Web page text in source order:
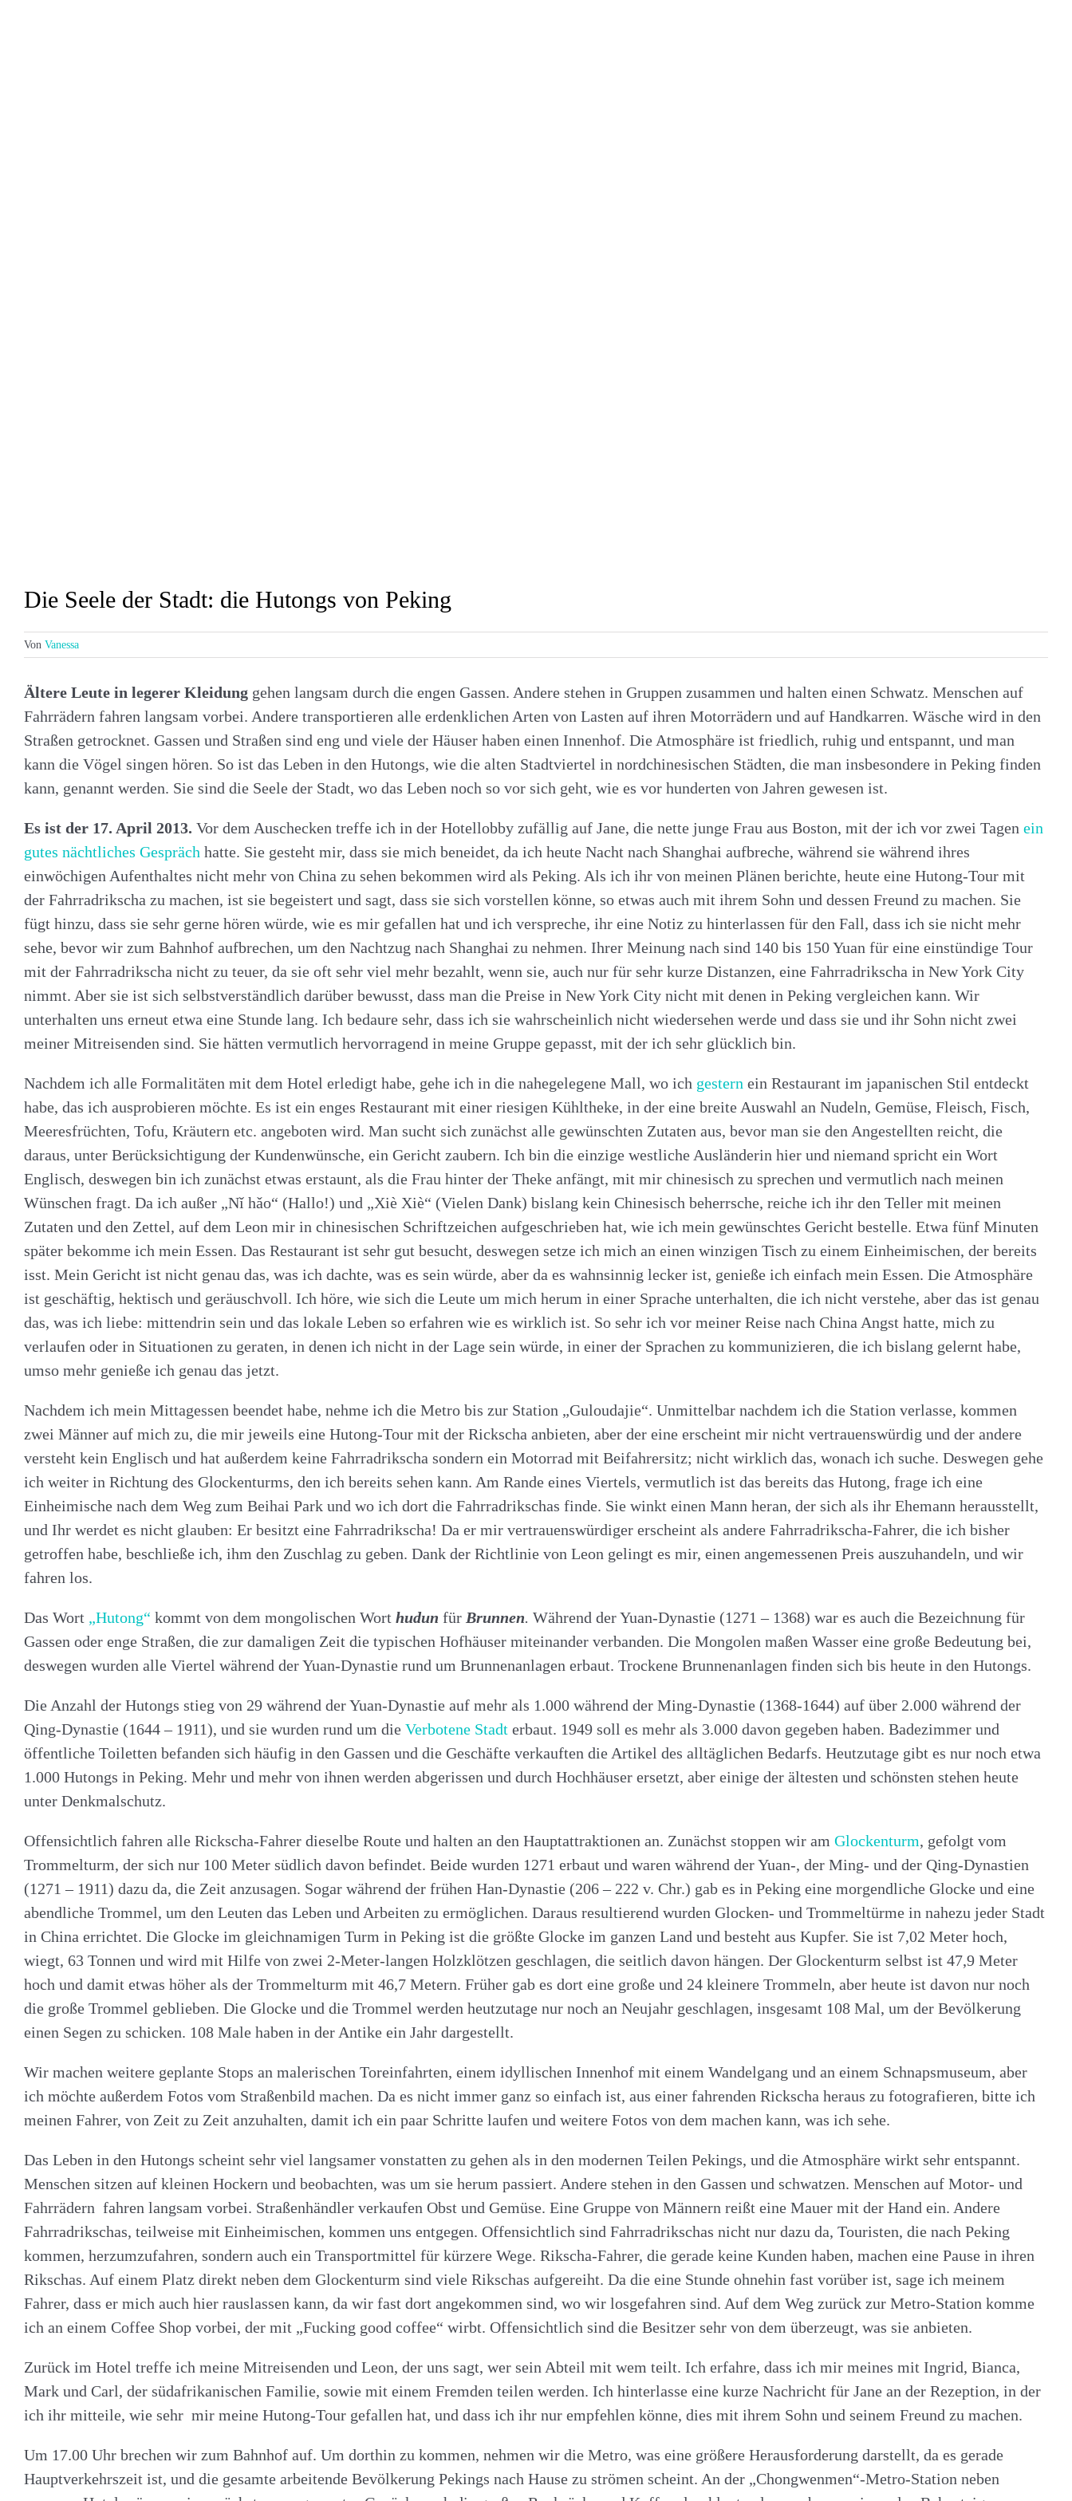
Die Seele der Stadt: die Hutongs von Peking
Von Vanessa
Ältere Leute in legerer Kleidung gehen langsam durch die engen Gassen. Andere stehen in Gruppen zusammen und halten einen Schwatz. Menschen auf
Fahrrädern fahren langsam vorbei. Andere transportieren alle erdenklichen Arten von Lasten auf ihren Motorrädern und auf Handkarren. Wäsche wird in den
Straßen getrocknet. Gassen und Straßen sind eng und viele der Häuser haben einen Innenhof. Die Atmosphäre ist friedlich, ruhig und entspannt, und man
kann die Vögel singen hören. So ist das Leben in den Hutongs, wie die alten Stadtviertel in nordchinesischen Städten, die man insbesondere in Peking finden
kann, genannt werden. Sie sind die Seele der Stadt, wo das Leben noch so vor sich geht, wie es vor hunderten von Jahren gewesen ist.
Es ist der 17. April 2013. Vor dem Auschecken treffe ich in der Hotellobby zufällig auf Jane, die nette junge Frau aus Boston, mit der ich vor zwei Tagen ein
gutes nächtliches Gespräch hatte. Sie gesteht mir, dass sie mich beneidet, da ich heute Nacht nach Shanghai aufbreche, während sie während ihres
einwöchigen Aufenthaltes nicht mehr von China zu sehen bekommen wird als Peking. Als ich ihr von meinen Plänen berichte, heute eine Hutong-Tour mit
der Fahrradrikscha zu machen, ist sie begeistert und sagt, dass sie sich vorstellen könne, so etwas auch mit ihrem Sohn und dessen Freund zu machen. Sie
fügt hinzu, dass sie sehr gerne hören würde, wie es mir gefallen hat und ich verspreche, ihr eine Notiz zu hinterlassen für den Fall, dass ich sie nicht mehr
sehe, bevor wir zum Bahnhof aufbrechen, um den Nachtzug nach Shanghai zu nehmen. Ihrer Meinung nach sind 140 bis 150 Yuan für eine einstündige Tour
mit der Fahrradrikscha nicht zu teuer, da sie oft sehr viel mehr bezahlt, wenn sie, auch nur für sehr kurze Distanzen, eine Fahrradrikscha in New York City
nimmt. Aber sie ist sich selbstverständlich darüber bewusst, dass man die Preise in New York City nicht mit denen in Peking vergleichen kann. Wir
unterhalten uns erneut etwa eine Stunde lang. Ich bedaure sehr, dass ich sie wahrscheinlich nicht wiedersehen werde und dass sie und ihr Sohn nicht zwei
meiner Mitreisenden sind. Sie hätten vermutlich hervorragend in meine Gruppe gepasst, mit der ich sehr glücklich bin.
Nachdem ich alle Formalitäten mit dem Hotel erledigt habe, gehe ich in die nahegelegene Mall, wo ich gestern ein Restaurant im japanischen Stil entdeckt
habe, das ich ausprobieren möchte. Es ist ein enges Restaurant mit einer riesigen Kühltheke, in der eine breite Auswahl an Nudeln, Gemüse, Fleisch, Fisch,
Meeresfrüchten, Tofu, Kräutern etc. angeboten wird. Man sucht sich zunächst alle gewünschten Zutaten aus, bevor man sie den Angestellten reicht, die
daraus, unter Berücksichtigung der Kundenwünsche, ein Gericht zaubern. Ich bin die einzige westliche Ausländerin hier und niemand spricht ein Wort
Englisch, deswegen bin ich zunächst etwas erstaunt, als die Frau hinter der Theke anfängt, mit mir chinesisch zu sprechen und vermutlich nach meinen
Wünschen fragt. Da ich außer „Nǐ hǎo“ (Hallo!) und „Xiè Xiè“ (Vielen Dank) bislang kein Chinesisch beherrsche, reiche ich ihr den Teller mit meinen
Zutaten und den Zettel, auf dem Leon mir in chinesischen Schriftzeichen aufgeschrieben hat, wie ich mein gewünschtes Gericht bestelle. Etwa fünf Minuten
später bekomme ich mein Essen. Das Restaurant ist sehr gut besucht, deswegen setze ich mich an einen winzigen Tisch zu einem Einheimischen, der bereits
isst. Mein Gericht ist nicht genau das, was ich dachte, was es sein würde, aber da es wahnsinnig lecker ist, genieße ich einfach mein Essen. Die Atmosphäre
ist geschäftig, hektisch und geräuschvoll. Ich höre, wie sich die Leute um mich herum in einer Sprache unterhalten, die ich nicht verstehe, aber das ist genau
das, was ich liebe: mittendrin sein und das lokale Leben so erfahren wie es wirklich ist. So sehr ich vor meiner Reise nach China Angst hatte, mich zu
verlaufen oder in Situationen zu geraten, in denen ich nicht in der Lage sein würde, in einer der Sprachen zu kommunizieren, die ich bislang gelernt habe,
umso mehr genieße ich genau das jetzt.
Nachdem ich mein Mittagessen beendet habe, nehme ich die Metro bis zur Station „Guloudajie“. Unmittelbar nachdem ich die Station verlasse, kommen
zwei Männer auf mich zu, die mir jeweils eine Hutong-Tour mit der Rickscha anbieten, aber der eine erscheint mir nicht vertrauenswürdig und der andere
versteht kein Englisch und hat außerdem keine Fahrradrikscha sondern ein Motorrad mit Beifahrersitz; nicht wirklich das, wonach ich suche. Deswegen gehe
ich weiter in Richtung des Glockenturms, den ich bereits sehen kann. Am Rande eines Viertels, vermutlich ist das bereits das Hutong, frage ich eine
Einheimische nach dem Weg zum Beihai Park und wo ich dort die Fahrradrikschas finde. Sie winkt einen Mann heran, der sich als ihr Ehemann herausstellt,
und Ihr werdet es nicht glauben: Er besitzt eine Fahrradrikscha! Da er mir vertrauenswürdiger erscheint als andere Fahrradrikscha-Fahrer, die ich bisher
getroffen habe, beschließe ich, ihm den Zuschlag zu geben. Dank der Richtlinie von Leon gelingt es mir, einen angemessenen Preis auszuhandeln, und wir
fahren los.
Das Wort „Hutong“ kommt von dem mongolischen Wort hudun für Brunnen. Während der Yuan-Dynastie (1271 – 1368) war es auch die Bezeichnung für
Gassen oder enge Straßen, die zur damaligen Zeit die typischen Hofhäuser miteinander verbanden. Die Mongolen maßen Wasser eine große Bedeutung bei,
deswegen wurden alle Viertel während der Yuan-Dynastie rund um Brunnenanlagen erbaut. Trockene Brunnenanlagen finden sich bis heute in den Hutongs.
Die Anzahl der Hutongs stieg von 29 während der Yuan-Dynastie auf mehr als 1.000 während der Ming-Dynastie (1368-1644) auf über 2.000 während der
Qing-Dynastie (1644 – 1911), und sie wurden rund um die Verbotene Stadt erbaut. 1949 soll es mehr als 3.000 davon gegeben haben. Badezimmer und
öffentliche Toiletten befanden sich häufig in den Gassen und die Geschäfte verkauften die Artikel des alltäglichen Bedarfs. Heutzutage gibt es nur noch etwa
1.000 Hutongs in Peking. Mehr und mehr von ihnen werden abgerissen und durch Hochhäuser ersetzt, aber einige der ältesten und schönsten stehen heute
unter Denkmalschutz.
Offensichtlich fahren alle Rickscha-Fahrer dieselbe Route und halten an den Hauptattraktionen an. Zunächst stoppen wir am Glockenturm, gefolgt vom
Trommelturm, der sich nur 100 Meter südlich davon befindet. Beide wurden 1271 erbaut und waren während der Yuan-, der Ming- und der Qing-Dynastien
(1271 – 1911) dazu da, die Zeit anzusagen. Sogar während der frühen Han-Dynastie (206 – 222 v. Chr.) gab es in Peking eine morgendliche Glocke und eine
abendliche Trommel, um den Leuten das Leben und Arbeiten zu ermöglichen. Daraus resultierend wurden Glocken- und Trommeltürme in nahezu jeder Stadt
in China errichtet. Die Glocke im gleichnamigen Turm in Peking ist die größte Glocke im ganzen Land und besteht aus Kupfer. Sie ist 7,02 Meter hoch,
wiegt, 63 Tonnen und wird mit Hilfe von zwei 2-Meter-langen Holzklötzen geschlagen, die seitlich davon hängen. Der Glockenturm selbst ist 47,9 Meter
hoch und damit etwas höher als der Trommelturm mit 46,7 Metern. Früher gab es dort eine große und 24 kleinere Trommeln, aber heute ist davon nur noch
die große Trommel geblieben. Die Glocke und die Trommel werden heutzutage nur noch an Neujahr geschlagen, insgesamt 108 Mal, um der Bevölkerung
einen Segen zu schicken. 108 Male haben in der Antike ein Jahr dargestellt.
Wir machen weitere geplante Stops an malerischen Toreinfahrten, einem idyllischen Innenhof mit einem Wandelgang und an einem Schnapsmuseum, aber
ich möchte außerdem Fotos vom Straßenbild machen. Da es nicht immer ganz so einfach ist, aus einer fahrenden Rickscha heraus zu fotografieren, bitte ich
meinen Fahrer, von Zeit zu Zeit anzuhalten, damit ich ein paar Schritte laufen und weitere Fotos von dem machen kann, was ich sehe.
Das Leben in den Hutongs scheint sehr viel langsamer vonstatten zu gehen als in den modernen Teilen Pekings, und die Atmosphäre wirkt sehr entspannt.
Menschen sitzen auf kleinen Hockern und beobachten, was um sie herum passiert. Andere stehen in den Gassen und schwatzen. Menschen auf Motor- und
Fahrrädern fahren langsam vorbei. Straßenhändler verkaufen Obst und Gemüse. Eine Gruppe von Männern reißt eine Mauer mit der Hand ein. Andere
Fahrradrikschas, teilweise mit Einheimischen, kommen uns entgegen. Offensichtlich sind Fahrradrikschas nicht nur dazu da, Touristen, die nach Peking
kommen, herzumzufahren, sondern auch ein Transportmittel für kürzere Wege. Rikscha-Fahrer, die gerade keine Kunden haben, machen eine Pause in ihren
Rikschas. Auf einem Platz direkt neben dem Glockenturm sind viele Rikschas aufgereiht. Da die eine Stunde ohnehin fast vorüber ist, sage ich meinem
Fahrer, dass er mich auch hier rauslassen kann, da wir fast dort angekommen sind, wo wir losgefahren sind. Auf dem Weg zurück zur Metro-Station komme
ich an einem Coffee Shop vorbei, der mit „Fucking good coffee“ wirbt. Offensichtlich sind die Besitzer sehr von dem überzeugt, was sie anbieten.
Zurück im Hotel treffe ich meine Mitreisenden und Leon, der uns sagt, wer sein Abteil mit wem teilt. Ich erfahre, dass ich mir meines mit Ingrid, Bianca,
Mark und Carl, der südafrikanischen Familie, sowie mit einem Fremden teilen werden. Ich hinterlasse eine kurze Nachricht für Jane an der Rezeption, in der
ich ihr mitteile, wie sehr mir meine Hutong-Tour gefallen hat, und dass ich ihr nur empfehlen könne, dies mit ihrem Sohn und seinem Freund zu machen.
Um 17.00 Uhr brechen wir zum Bahnhof auf. Um dorthin zu kommen, nehmen wir die Metro, was eine größere Herausforderung darstellt, da es gerade
Hauptverkehrszeit ist, und die gesamte arbeitende Bevölkerung Pekings nach Hause zu strömen scheint. An der „Chongwenmen“-Metro-Station neben